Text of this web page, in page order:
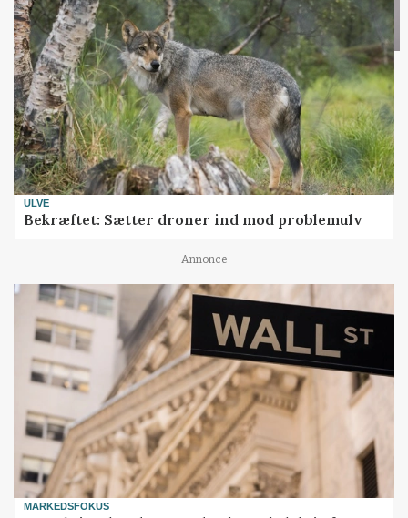
ULVE
Bekræftet: Sætter droner ind mod problemulv
Annonce
MARKEDSFOKUS